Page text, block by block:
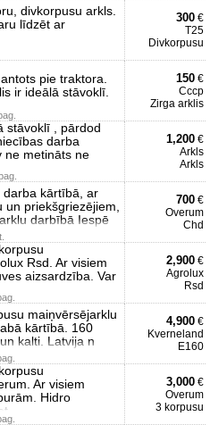
divkorpusu arkls.
līdzēt ar
300 €
T25
Divkorpusu
pie traktora.
ir ideālā stāvoklī.
150 €
Ссср
Zirga arklis
stāvoklī , pārdod
darba
ne metināts ne
1,200 €
Arkls
Arkls
darba kārtībā, ar
priekšgriezējiem,
darbībā Iespē
700 €
Overum
Chd
Rsd. Ar visiem
aizsardzība. Var
2,900 €
Agrolux
Rsd
maiņvērsējarklu
kārtībā. 160
kalti. Latvija n
4,900 €
Kverneland
E160
Ar visiem
Hidro
3,000 €
Overum
3 korpusu